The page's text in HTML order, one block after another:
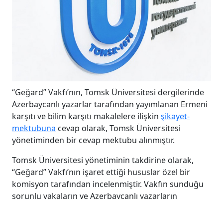
‘‘Geğard” Vakfı’nın, Tomsk Üniversitesi dergilerinde
Azerbaycanlı yazarlar tarafından yayımlanan Ermeni
karşıtı ve bilim karşıtı makalelere ilişkin şikayet-
mektubuna cevap olarak, Tomsk Üniversitesi
yönetiminden bir cevap mektubu alınmıştır.
Tomsk Üniversitesi yönetiminin takdirine olarak,
“Geğard” Vakfı’nın işaret ettiği hususlar özel bir
komisyon tarafından incelenmiştir. Vakfın sunduğu
sorunlu vakaların ve Azerbaycanlı yazarların